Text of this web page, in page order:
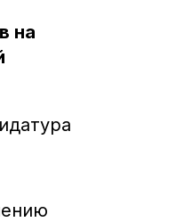
на